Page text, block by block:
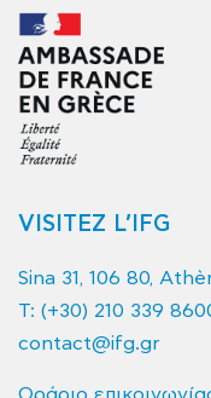
VISITEZ L’IFG
Sina 31, 106 80,
T: (+30) 210 339
contact@ifg.gr